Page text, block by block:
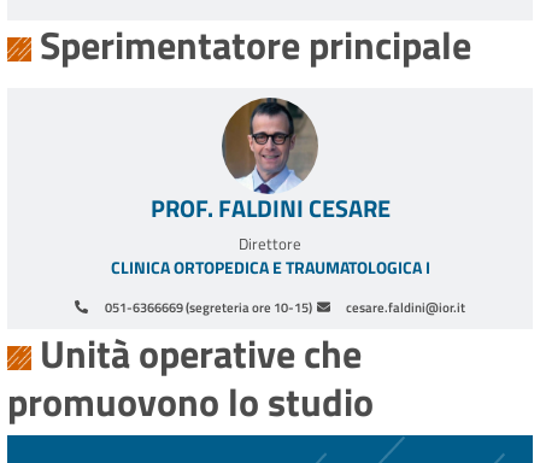
Sperimentatore principale
051-6366669 (segreteria ore 10-15) cesare.faldini@ior.it
PROF. FALDINI CESARE
Direttore
CLINICA ORTOPEDICA E TRAUMATOLOGICA I
Unità operative che
promuovono lo studio